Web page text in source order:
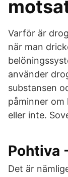
Varför är
när man
använder
substansen
påminner om
eller inte.
Pohtiva
Det är